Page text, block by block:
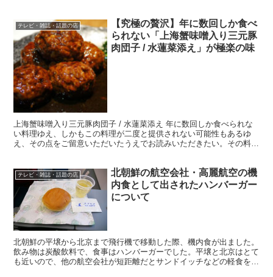
テレビ・雑誌・話題の店
【究極の贅沢】年に数回しか食べ
られない「上海蟹味噌入り三元豚
肉団子 / 水蓮菜添え」が極楽の味
上海蟹味噌入り三元豚肉団子 / 水蓮菜添え 年に数回しか食べられな
い料理ゆえ、しかもこの料理が二度と提供されない可能性もあるゆ
え、その点をご留意いただいたうえでお読みいただきたい。その料理
テレビ・雑誌・話題の店
北朝鮮の航空会社・高麗航空の機
内食として出されたハンバーガー
について
北朝鮮の平壌から北京まで飛行機で移動した際、機内食が出ました。
飲み物は炭酸飲料で、食事はハンバーガーでした。平壌と北京はとて
も近いので、他の航空会社が短距離だとサンドイッチなどの軽食を出